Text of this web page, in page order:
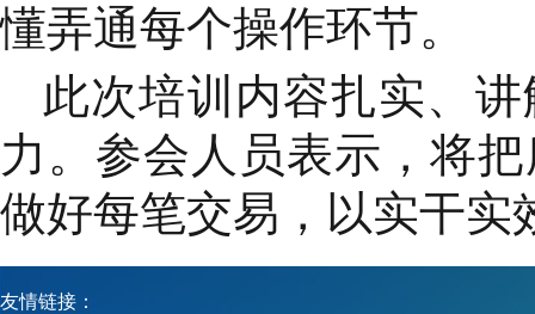
懂弄通每个操作环节。
此次培训内容扎实、
力。参会人员表示，将
做好每笔交易，以实干实
友情链接：